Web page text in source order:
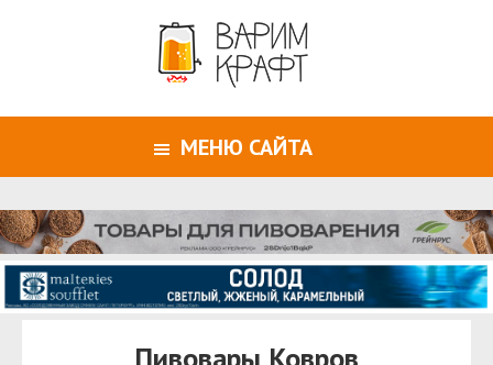
МЕНЮ САЙТА
Пивовары Ковров